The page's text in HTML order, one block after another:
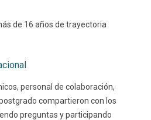
de 16 años de trayectoria
personal de colaboración,
compartieron con los
preguntas y participando